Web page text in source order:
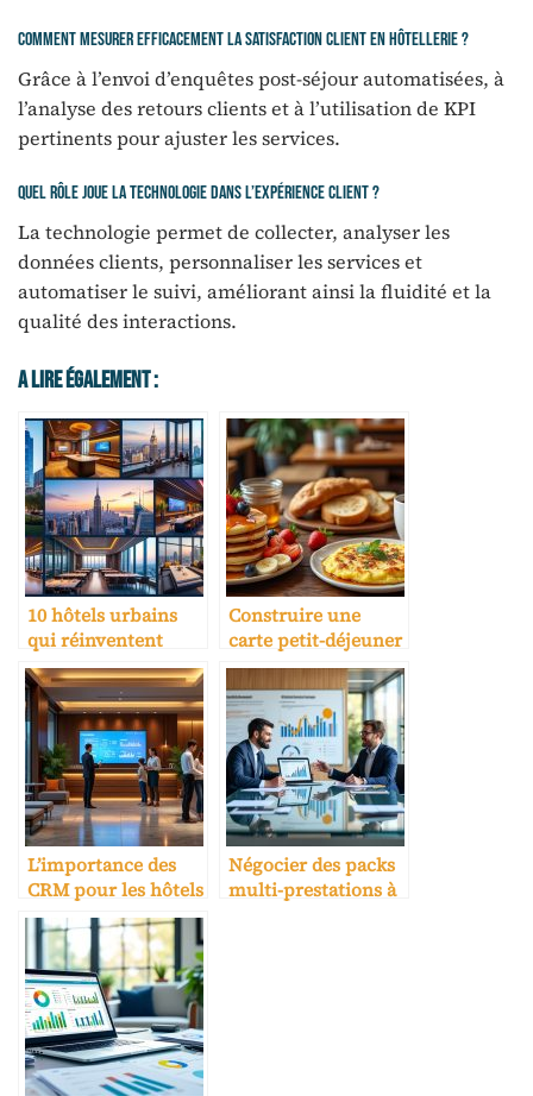
Comment mesurer efficacement la satisfaction client en hôtellerie ?
Grâce à l’envoi d’enquêtes post-séjour automatisées, à
l’analyse des retours clients et à l’utilisation de KPI
pertinents pour ajuster les services.
Quel rôle joue la technologie dans l’expérience client ?
La technologie permet de collecter, analyser les
données clients, personnaliser les services et
automatiser le suivi, améliorant ainsi la fluidité et la
qualité des interactions.
A Lire Également :
10 hôtels urbains
qui réinventent
l’accueil business
Construire une
carte petit-déjeuner
rentable et
distinctive
L’importance des
CRM pour les hôtels
Négocier des packs
multi-prestations à